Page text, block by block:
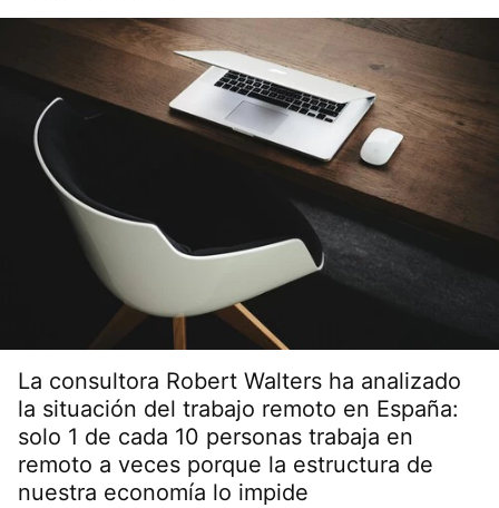
La consultora Robert Walters ha analizado
la situación del trabajo remoto en España:
solo 1 de cada 10 personas trabaja en
remoto a veces porque la estructura de
nuestra economía lo impide